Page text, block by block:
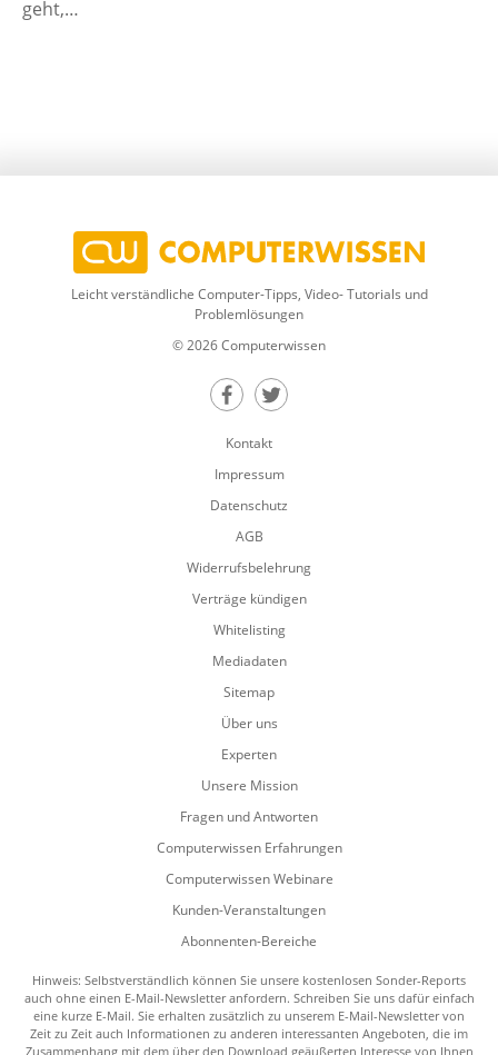
geht,…
Leicht verständliche Computer-Tipps, Video- Tutorials und
Problemlösungen
© 2026 Computerwissen
Teilen auf Facebook
Teilen auf Twitter
Kontakt
Impressum
Datenschutz
AGB
Widerrufsbelehrung
Verträge kündigen
Whitelisting
Mediadaten
Sitemap
Über uns
Experten
Unsere Mission
Fragen und Antworten
Computerwissen Erfahrungen
Computerwissen Webinare
Kunden-Veranstaltungen
Abonnenten-Bereiche
Hinweis: Selbstverständlich können Sie unsere kostenlosen Sonder-Reports
auch ohne einen E-Mail-Newsletter anfordern. Schreiben Sie uns dafür einfach
eine kurze E-Mail. Sie erhalten zusätzlich zu unserem E-Mail-Newsletter von
Zeit zu Zeit auch Informationen zu anderen interessanten Angeboten, die im
Zusammenhang mit dem über den Download geäußerten Interesse von Ihnen